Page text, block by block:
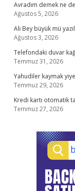
Avradım demek ne
Ağustos 5, 2026
Ali Bey büyük mü
Ağustos 3, 2026
Telefondaki duvar
Temmuz 31, 2026
Yahudiler kaymak
Temmuz 29, 2026
Kredi kartı otomatik
Temmuz 27, 2026